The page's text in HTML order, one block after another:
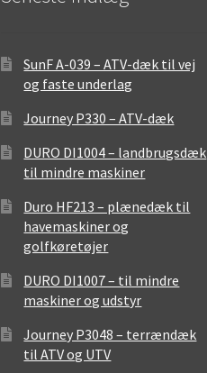
SunF A-039 – ATV-dæk til vej
og faste underlag
Journey P330 – ATV-dæk
DURO DI1004 – landbrugsdæk
til mindre maskiner
Duro HF213 – plænedæk til
havemaskiner og
golfkøretøjer
DURO DI1007 – til mindre
maskiner og udstyr
Journey P3048 – terrændæk
til ATV og UTV